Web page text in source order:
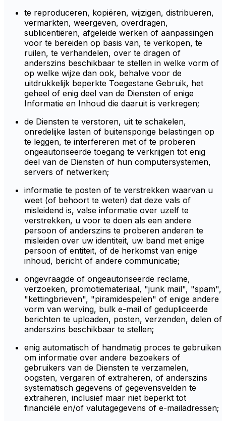
te reproduceren, kopiëren, wijzigen, distribueren,
vermarkten, weergeven, overdragen,
sublicentiëren, afgeleide werken of aanpassingen
voor te bereiden op basis van, te verkopen, te
ruilen, te verhandelen, over te dragen of
anderszins beschikbaar te stellen in welke vorm of
op welke wijze dan ook, behalve voor de
uitdrukkelijk beperkte Toegestane Gebruik, het
geheel of enig deel van de Diensten of enige
Informatie en Inhoud die daaruit is verkregen;
de Diensten te verstoren, uit te schakelen,
onredelijke lasten of buitensporige belastingen op
te leggen, te interfereren met of te proberen
ongeautoriseerde toegang te verkrijgen tot enig
deel van de Diensten of hun computersystemen,
servers of netwerken;
informatie te posten of te verstrekken waarvan u
weet (of behoort te weten) dat deze vals of
misleidend is, valse informatie over uzelf te
verstrekken, u voor te doen als een andere
persoon of anderszins te proberen anderen te
misleiden over uw identiteit, uw band met enige
persoon of entiteit, of de herkomst van enige
inhoud, bericht of andere communicatie;
ongevraagde of ongeautoriseerde reclame,
verzoeken, promotiemateriaal, "junk mail", "spam",
"kettingbrieven", "piramidespelen" of enige andere
vorm van werving, bulk e-mail of gedupliceerde
berichten te uploaden, posten, verzenden, delen of
anderszins beschikbaar te stellen;
enig automatisch of handmatig proces te gebruiken
om informatie over andere bezoekers of
gebruikers van de Diensten te verzamelen,
oogsten, vergaren of extraheren, of anderszins
systematisch gegevens of gegevensvelden te
extraheren, inclusief maar niet beperkt tot
financiële en/of valutagegevens of e-mailadressen;